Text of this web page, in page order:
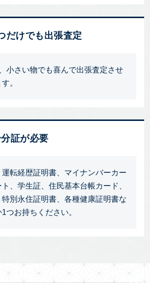
だけでも出張査定
小さい物でも喜んで出張査定させ
。
証が必要
転経歴証明書、マイナンバーカー
ト、学生証、住民基本台帳カード、
別永住証明書、各種健康証明書な
つお持ちください。